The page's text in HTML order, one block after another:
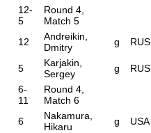
12-
5
Round 4,
Match 5
12
Andreikin,
Dmitry
g RUS
5
Karjakin,
Sergey
g RUS
6-
11
Round 4,
Match 6
6
Nakamura,
Hikaru
g USA